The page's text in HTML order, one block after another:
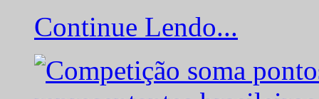
Continue Lendo...